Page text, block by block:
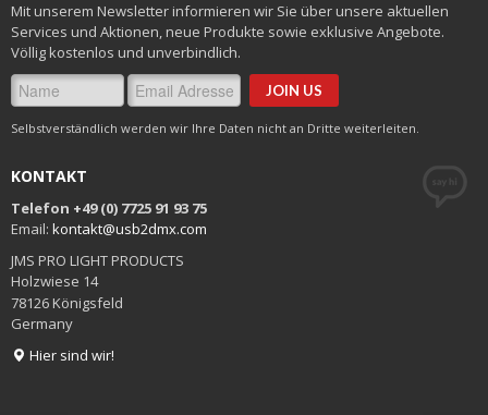
Mit unserem Newsletter informieren wir Sie über unsere aktuellen
Services und Aktionen, neue Produkte sowie exklusive Angebote.
Völlig kostenlos und unverbindlich.
Selbstverständlich werden wir Ihre Daten nicht an Dritte weiterleiten.
KONTAKT
Telefon +49 (0) 7725 91 93 75
Email: kontakt@usb2dmx.com
JMS PRO LIGHT PRODUCTS
Holzwiese 14
78126 Königsfeld
Germany
Hier sind wir!